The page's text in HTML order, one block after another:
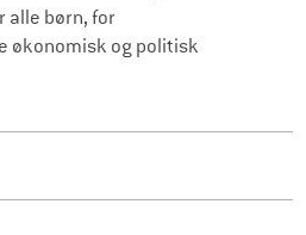
alle børn, for
økonomisk og politisk